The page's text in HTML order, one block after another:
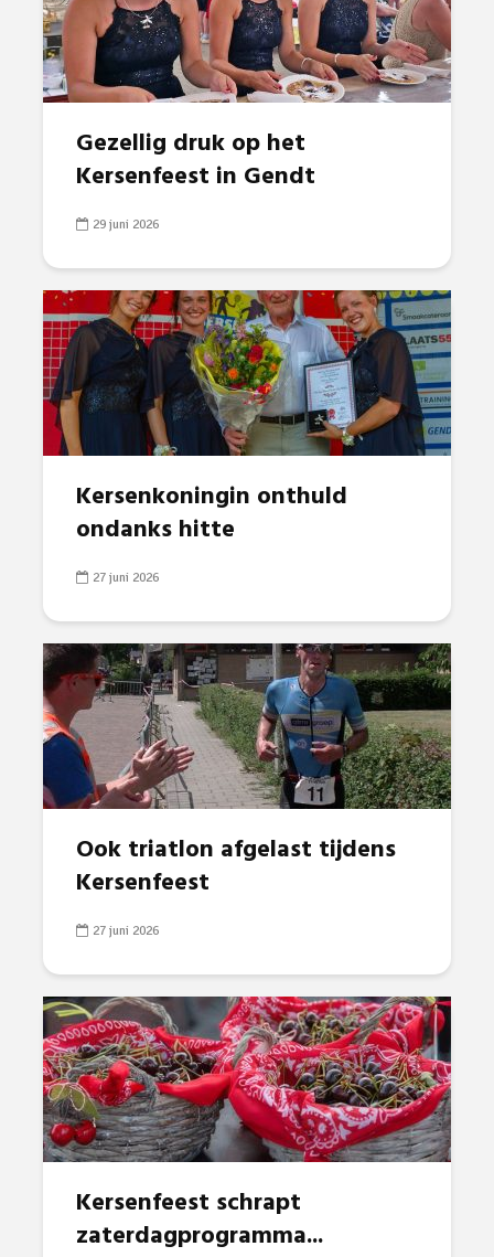
Gezellig druk op het
Kersenfeest in Gendt
29 juni 2026
Kersenkoningin onthuld
ondanks hitte
27 juni 2026
Ook triatlon afgelast tijdens
Kersenfeest
27 juni 2026
Kersenfeest schrapt
zaterdagprogramma...